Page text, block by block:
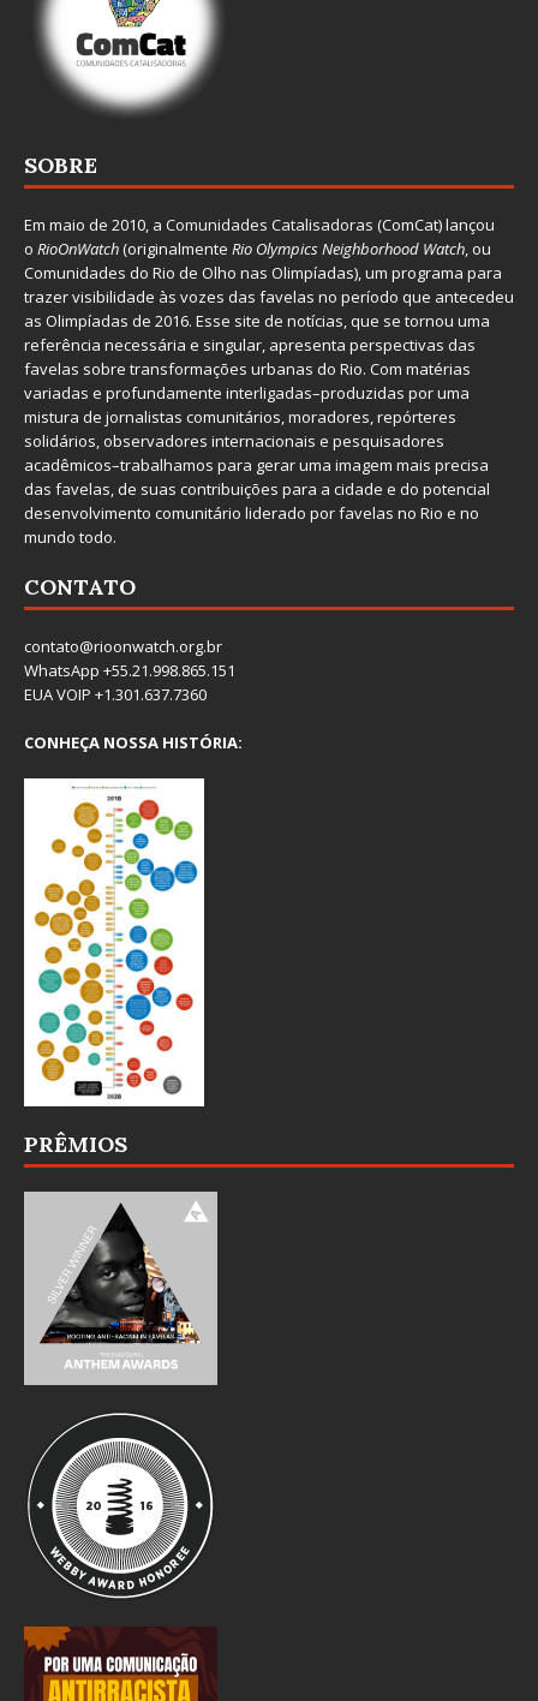
SOBRE
Em maio de 2010, a Comunidades Catalisadoras (ComCat) lançou
o RioOnWatch(originalmente Rio Olympics Neighborhood Watch, ou
Comunidades do Rio de Olho nas Olimpíadas), um programa para
trazer visibilidade às vozes das favelas no período que antecedeu
as Olimpíadas de 2016. Esse site de notícias, que se tornou uma
referência necessária e singular, apresenta perspectivas das
favelas sobre transformações urbanas do Rio. Com matérias
variadas e profundamente interligadas–produzidas por uma
mistura de jornalistas comunitários, moradores, repórteres
solidários, observadores internacionais e pesquisadores
acadêmicos–trabalhamos para gerar uma imagem mais precisa
das favelas, de suas contribuições para a cidade e do potencial
desenvolvimento comunitário liderado por favelas no Rio e no
mundo todo.
CONTATO
contato@rioonwatch.org.br
WhatsApp +55.21.998.865.151
EUA VOIP +1.301.637.7360
CONHEÇA NOSSA HISTÓRIA:
PRÊMIOS